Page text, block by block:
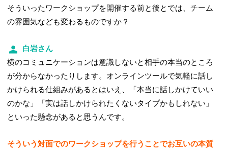
そういったワークショップを開催する前と後とでは、チーム
の雰囲気なども変わるものですか？
白岩さん
横のコミュニケーションは意識しないと相手の本当のところ
が分からなかったりします。オンラインツールで気軽に話し
かけられる仕組みがあるとはいえ、「本当に話しかけていい
のかな」「実は話しかけられたくないタイプかもしれない」
といった懸念があると思うんです。
そういう対面でのワークショップを行うことでお互いの本質